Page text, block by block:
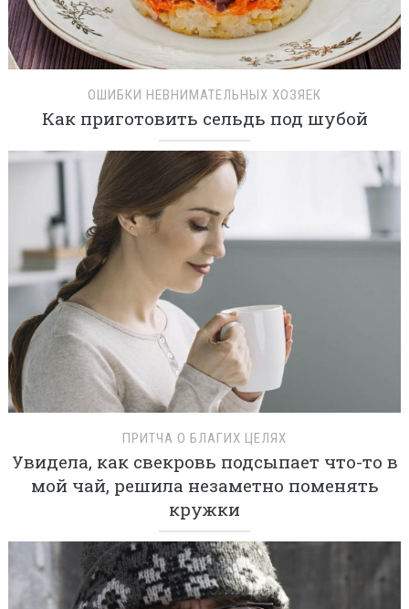
ОШИБКИ НЕВНИМАТЕЛЬНЫХ ХОЗЯЕК
Как приготовить сельдь под шубой
ПРИТЧА О БЛАГИХ ЦЕЛЯХ
Увидела, как свекровь подсыпает что-то в
мой чай, решила незаметно поменять
кружки